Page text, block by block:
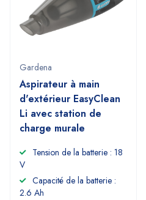
Gardena
Aspirateur à main
d'extérieur EasyClean
Li avec station de
charge murale
Tension de la batterie : 18
V
Capacité de la batterie :
2.6 Ah